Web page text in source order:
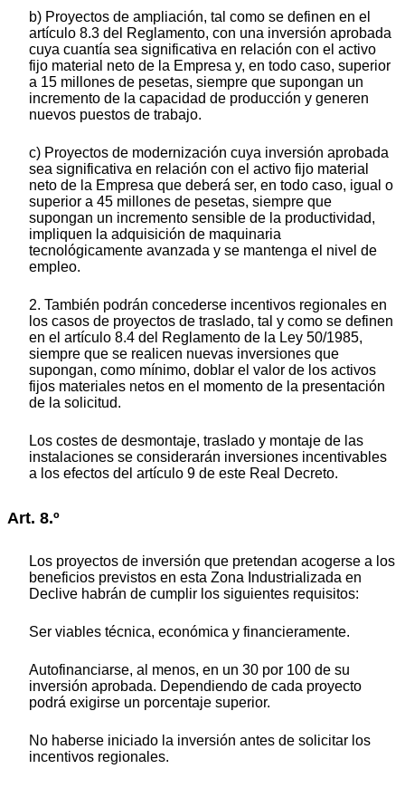
b) Proyectos de ampliación, tal como se definen en el
artículo 8.3 del Reglamento, con una inversión aprobada
cuya cuantía sea significativa en relación con el activo
fijo material neto de la Empresa y, en todo caso, superior
a 15 millones de pesetas, siempre que supongan un
incremento de la capacidad de producción y generen
nuevos puestos de trabajo.
c) Proyectos de modernización cuya inversión aprobada
sea significativa en relación con el activo fijo material
neto de la Empresa que deberá ser, en todo caso, igual o
superior a 45 millones de pesetas, siempre que
supongan un incremento sensible de la productividad,
impliquen la adquisición de maquinaria
tecnológicamente avanzada y se mantenga el nivel de
empleo.
2. También podrán concederse incentivos regionales en
los casos de proyectos de traslado, tal y como se definen
en el artículo 8.4 del Reglamento de la Ley 50/1985,
siempre que se realicen nuevas inversiones que
supongan, como mínimo, doblar el valor de los activos
fijos materiales netos en el momento de la presentación
de la solicitud.
Los costes de desmontaje, traslado y montaje de las
instalaciones se considerarán inversiones incentivables
a los efectos del artículo 9 de este Real Decreto.
Art. 8.º
Los proyectos de inversión que pretendan acogerse a los
beneficios previstos en esta Zona Industrializada en
Declive habrán de cumplir los siguientes requisitos:
Ser viables técnica, económica y financieramente.
Autofinanciarse, al menos, en un 30 por 100 de su
inversión aprobada. Dependiendo de cada proyecto
podrá exigirse un porcentaje superior.
No haberse iniciado la inversión antes de solicitar los
incentivos regionales.